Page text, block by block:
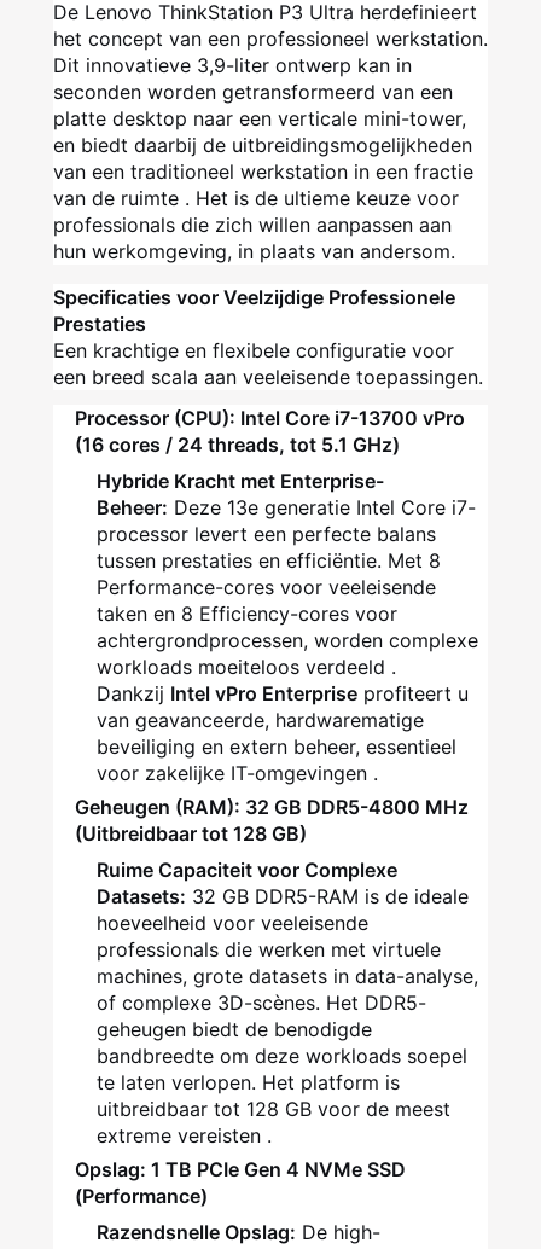
De Lenovo ThinkStation P3 Ultra herdefinieert
het concept van een professioneel werkstation.
Dit innovatieve 3,9-liter ontwerp kan in
seconden worden getransformeerd van een
platte desktop naar een verticale mini-tower,
en biedt daarbij de uitbreidingsmogelijkheden
van een traditioneel werkstation in een fractie
van de ruimte . Het is de ultieme keuze voor
professionals die zich willen aanpassen aan
hun werkomgeving, in plaats van andersom.
Specificaties voor Veelzijdige Professionele
Prestaties
Een krachtige en flexibele configuratie voor
een breed scala aan veeleisende toepassingen.
Processor (CPU): Intel Core i7-13700 vPro
(16 cores / 24 threads, tot 5.1 GHz)
Hybride Kracht met Enterprise-
Beheer: Deze 13e generatie Intel Core i7-
processor levert een perfecte balans
tussen prestaties en efficiëntie. Met 8
Performance-cores voor veeleisende
taken en 8 Efficiency-cores voor
achtergrondprocessen, worden complexe
workloads moeiteloos verdeeld .
Dankzij Intel vPro Enterprise profiteert u
van geavanceerde, hardwarematige
beveiliging en extern beheer, essentieel
voor zakelijke IT-omgevingen .
Geheugen (RAM): 32 GB DDR5-4800 MHz
(Uitbreidbaar tot 128 GB)
Ruime Capaciteit voor Complexe
Datasets: 32 GB DDR5-RAM is de ideale
hoeveelheid voor veeleisende
professionals die werken met virtuele
machines, grote datasets in data-analyse,
of complexe 3D-scènes. Het DDR5-
geheugen biedt de benodigde
bandbreedte om deze workloads soepel
te laten verlopen. Het platform is
uitbreidbaar tot 128 GB voor de meest
extreme vereisten .
Opslag: 1 TB PCIe Gen 4 NVMe SSD
(Performance)
Razendsnelle Opslag: De high-